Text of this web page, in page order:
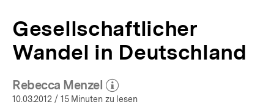
Gesellschaftlicher
Wandel in Deutschland
Rebecca Menzel
(Mehr zum Autor)
öffnen
10.03.2012 / 15 Minuten zu lesen